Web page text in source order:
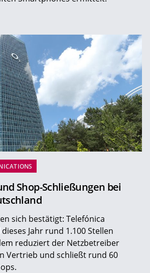
Shop-Schließungen bei
sich bestätigt: Telefónica
Jahr rund 1.100 Stellen
reduziert der Netzbetreiber
Vertrieb und schließt rund 60